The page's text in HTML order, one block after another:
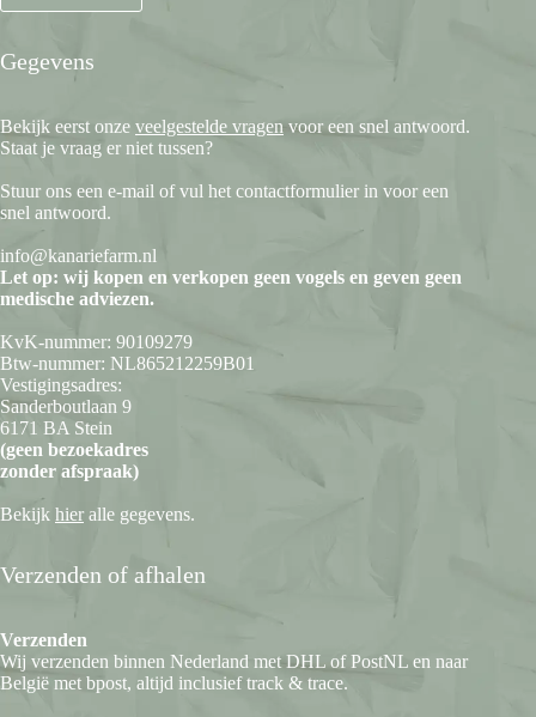
Gegevens
Bekijk eerst onze veelgestelde vragenvoor een snel antwoord.
Staat je vraag er niet tussen?
Stuur ons een e-mail of vul het contactformulier in voor een
snel antwoord.
info@kanariefarm.nl
Let op: wij kopen en verkopen geen vogels en geven geen
medische adviezen.
KvK-nummer: 90109279
Btw-nummer: NL865212259B01
Vestigingsadres:
Sanderboutlaan 9
6171 BA Stein
(geen bezoekadres
zonder afspraak)
Bekijk hier alle gegevens.
Verzenden of afhalen
Verzenden
Wij verzenden binnen Nederland met DHL of PostNL en naar
België met bpost, altijd inclusief track & trace.